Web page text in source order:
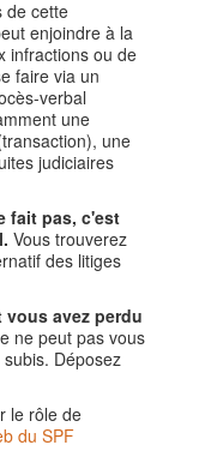
de cette
enjoindre à la
infractions ou de
faire via un
verbal
une
une
judiciaires
fait pas, c'est
Vous trouverez
des litiges
avez perdu
ne peut pas vous
Déposez
le rôle de
du SPF